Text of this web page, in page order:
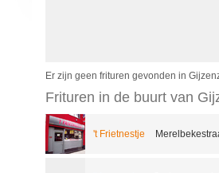
Er zijn geen frituren gevonden in
Frituren in de buurt van
't Frietnestje